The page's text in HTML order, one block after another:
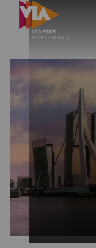
VIA
Logistics